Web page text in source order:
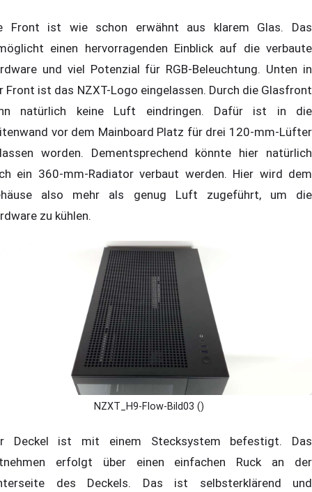
Front ist wie schon erwähnt aus klarem Glas. Das
einen hervorragenden Einblick auf die verbaute
und viel Potenzial für RGB-Beleuchtung. Unten in
Front ist das NZXT-Logo eingelassen. Durch die Glasfront
natürlich keine Luft eindringen. Dafür ist in die
vor dem Mainboard Platz für drei 120-mm-Lüfter
worden. Dementsprechend könnte hier natürlich
ein 360-mm-Radiator verbaut werden. Hier wird dem
also mehr als genug Luft zugeführt, um die
zu kühlen.
NZXT_H9-Flow-Bild03 ()
Deckel ist mit einem Stecksystem befestigt. Das
erfolgt über einen einfachen Ruck an der
des Deckels. Das ist selbsterklärend und